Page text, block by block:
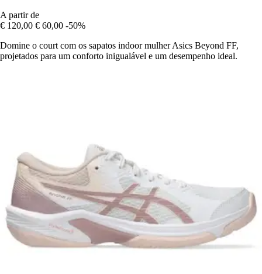
A partir de
€ 120,00 € 60,00 -50%
Domine o court com os sapatos indoor mulher Asics Beyond FF,
projetados para um conforto inigualável e um desempenho ideal.